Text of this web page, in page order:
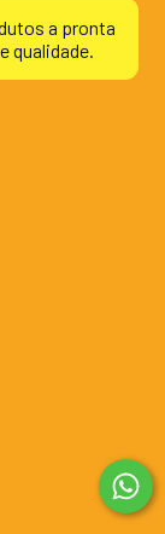
a pronta
qualidade.